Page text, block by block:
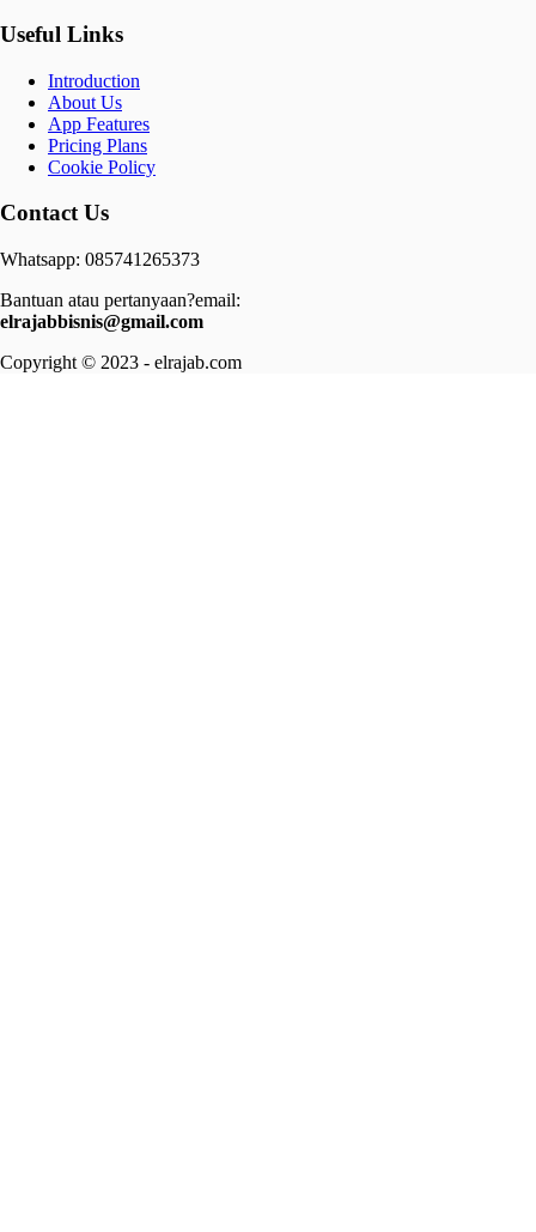
Useful Links
Introduction
About Us
App Features
Pricing Plans
Cookie Policy
Contact Us
Whatsapp: 085741265373
Bantuan atau pertanyaan?email:
elrajabbisnis@gmail.com
Copyright © 2023 - elrajab.com